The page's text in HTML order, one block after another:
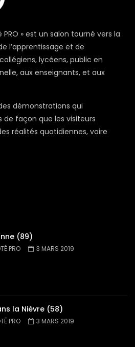
PRO » est un salon tourné vers la
l’apprentissage et de
lycéens, public en
aux enseignants, et aux
démonstrations qui
façon que les visiteurs
réalités quotidiennes, voire
(89)
PRO 3 MARS 2019
la Nièvre (58)
PRO 3 MARS 2019